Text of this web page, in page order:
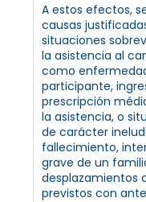
A estos efectos,
causas
situaciones
la asistencia al
como
participante,
prescripción
la asistencia, o
de carácter
fallecimiento,
grave de un
desplazamientos
previstos con